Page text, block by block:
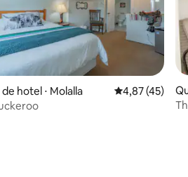
média de 5, 53 avaliações
hotel ⋅ Molalla 4,87 de uma
4,87 (45)